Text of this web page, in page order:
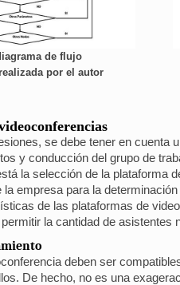
de flujo
por el autor
se debe tener en cuenta
y conducción del grupo de
la selección de la plataforma
la empresa para la
de las plataformas de
la cantidad de asistentes
deben ser
De hecho, no es una